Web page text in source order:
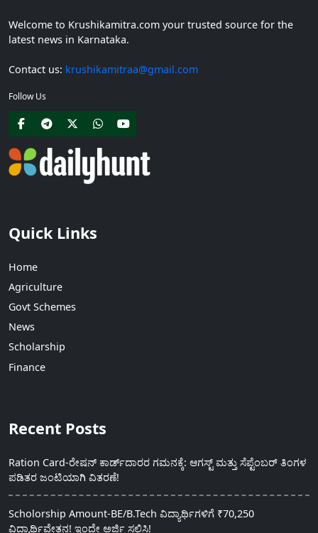
Welcome to Krushikamitra.com your trusted source for the
latest news in Karnataka.
Contact us: krushikamitraa@gmail.com
Follow Us
Quick Links
Home
Agriculture
Govt Schemes
News
Scholarship
Finance
Recent Posts
Ration Card-ರೇಷನ್ ಕಾರ್ಡ್‍ದಾರರ ಗಮನಕ್ಕೆ: ಆಗಸ್ಟ್ ಮತ್ತು ಸೆಪ್ಟೆಂಬರ್ ತಿಂಗಳ
ಪಡಿತರ ಜಂಟಿಯಾಗಿ ವಿತರಣೆ!
Scholorship Amount-BE/B.Tech ವಿದ್ಯಾರ್ಥಿಗಳಿಗೆ ₹70,250
ವಿದ್ಯಾರ್ಥಿವೇತನ! ಇಂದೇ ಅರ್ಜಿ ಸಲ್ಲಿಸಿ!